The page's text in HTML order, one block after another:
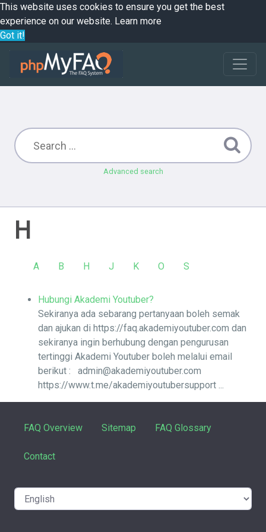
This website uses cookies to ensure you get the best
experience on our website. Learn more
Got it!
Advanced search
H
A B H J K O S
Hubungi Akademi Youtuber?
Sekiranya ada sebarang pertanyaan boleh semak
dan ajukan di https://faq.akademiyoutuber.com dan
sekiranya ingin berhubung dengan pengurusan
tertinggi Akademi Youtuber boleh melalui email
berikut : admin@akademiyoutuber.com
https://www.t.me/akademiyoutubersupport ...
FAQ Overview Sitemap FAQ Glossary
Contact